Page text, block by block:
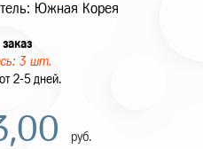
Южная Корея
3 шт.
2-5 дней.
руб.